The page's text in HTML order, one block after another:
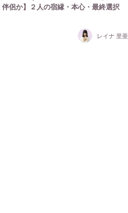
伴侶か】２人の宿縁・本心・最終選択
レイナ 里亜